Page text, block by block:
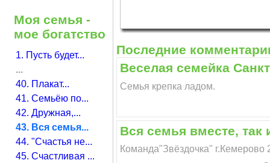
Моя семья -
мое богатство
1. Пусть будет...
...
40. Плакат...
41. Семьёю по...
42. Дружная,...
43. Вся семья...
44. "Счастья не...
45. Счастливая ...
Последние
Веселая семейка
Семья крепка ладом.
Вся семья вместе, так
Команда"Звёздочка" г.Кемерово